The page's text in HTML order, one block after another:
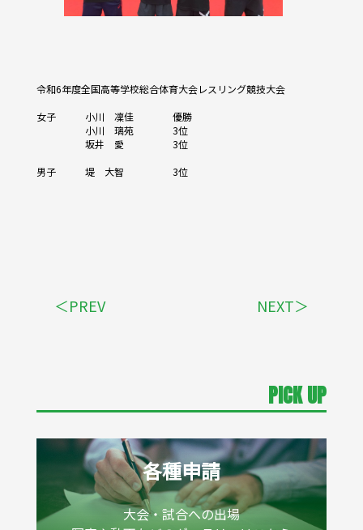
令和6年度全国高等学校総合体育大会レスリング競技大会
女子 小川 凜佳 優勝
小川 璃苑 3位
坂井 愛 3位
男子 堤 大智 3位
＜PREV NEXT＞
PICK UP
各種申請
大会・試合への出場